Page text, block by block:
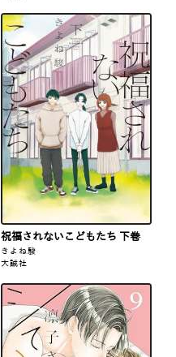
祝福されないこどもたち 下巻
きよね駿
大誠社